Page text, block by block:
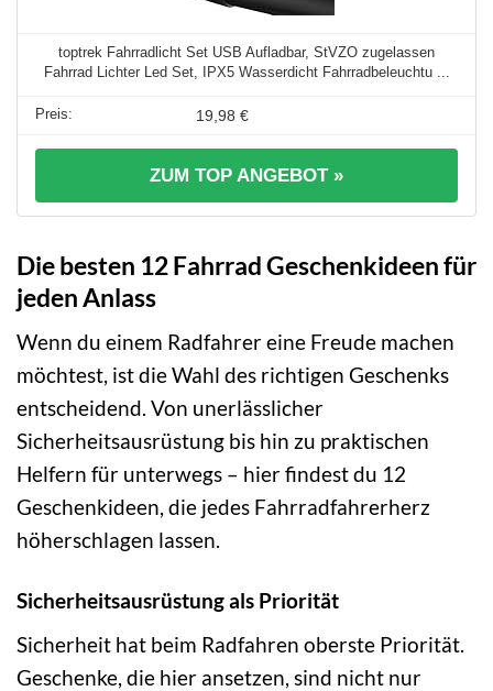
toptrek Fahrradlicht Set USB Aufladbar, StVZO zugelassen
Fahrrad Lichter Led Set, IPX5 Wasserdicht Fahrradbeleuchtu ...
19,98 €
ZUM TOP ANGEBOT »
Die besten 12 Fahrrad Geschenkideen für
jeden Anlass
Wenn du einem Radfahrer eine Freude machen
möchtest, ist die Wahl des richtigen Geschenks
entscheidend. Von unerlässlicher
Sicherheitsausrüstung bis hin zu praktischen
Helfern für unterwegs – hier findest du 12
Geschenkideen, die jedes Fahrradfahrerherz
höherschlagen lassen.
Sicherheitsausrüstung als Priorität
Sicherheit hat beim Radfahren oberste Priorität.
Geschenke, die hier ansetzen, sind nicht nur